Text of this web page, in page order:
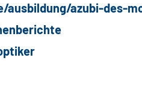
azubi-des-